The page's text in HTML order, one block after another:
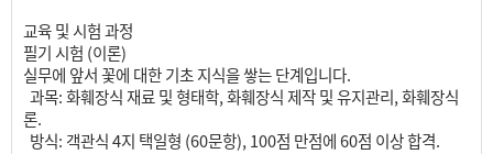
교육 및 시험 과정
필기 시험 (이론)
실무에 앞서 꽃에 대한 기초 지식을 쌓는 단계입니다.
과목: 화훼장식 재료 및 형태학, 화훼장식 제작 및 유지관리, 화훼장식
론.
방식: 객관식 4지 택일형 (60문항), 100점 만점에 60점 이상 합격.